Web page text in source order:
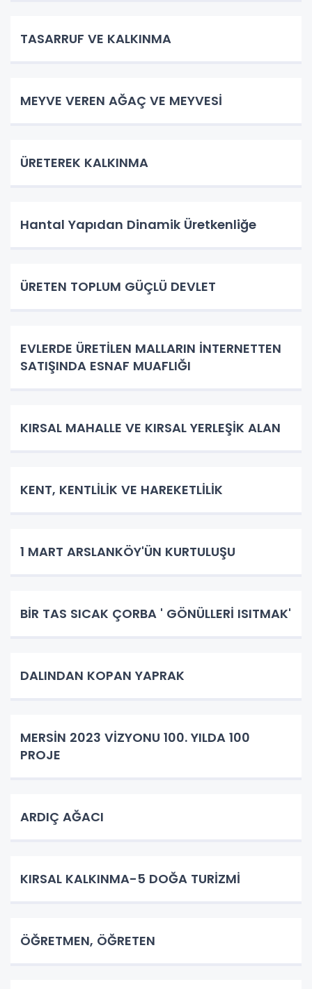
TASARRUF VE KALKINMA
MEYVE VEREN AĞAÇ VE MEYVESİ
ÜRETEREK KALKINMA
Hantal Yapıdan Dinamik Üretkenliğe
ÜRETEN TOPLUM GÜÇLÜ DEVLET
EVLERDE ÜRETİLEN MALLARIN İNTERNETTEN
SATIŞINDA ESNAF MUAFLIĞI
KIRSAL MAHALLE VE KIRSAL YERLEŞİK ALAN
KENT, KENTLİLİK VE HAREKETLİLİK
1 MART ARSLANKÖY'ÜN KURTULUŞU
BİR TAS SICAK ÇORBA ' GÖNÜLLERİ ISITMAK'
DALINDAN KOPAN YAPRAK
MERSİN 2023 VİZYONU 100. YILDA 100
PROJE
ARDIÇ AĞACI
KIRSAL KALKINMA-5 DOĞA TURİZMİ
ÖĞRETMEN, ÖĞRETEN